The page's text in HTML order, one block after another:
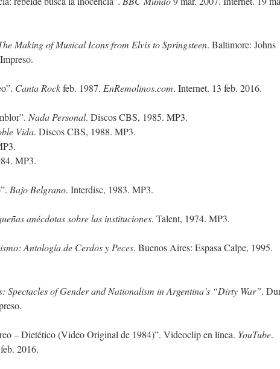
Making of Musical Icons from Elvis to Springsteen. Baltimore: Johns
Canta Rockfeb. 1987. EnRemolinos.com. Internet. 13 feb. 2016.
Nada Personal. Discos CBS, 1985. MP3.
Vida. Discos CBS, 1988. MP3.
MP3.
Bajo Belgrano. Interdisc, 1983. MP3.
anécdotas sobre las instituciones. Talent, 1974. MP3.
Antología de Cerdos y Peces. Buenos Aires: Espasa Calpe, 1995.
Spectacles of Gender and Nationalism in Argentina’s “Dirty War”.
– Dietético (Video Original de 1984)”. Videoclip en línea. YouTube.
2016.